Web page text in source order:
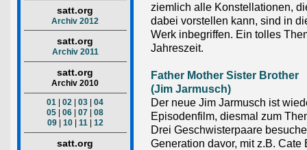
satt.org
Archiv 2012
satt.org
Archiv 2011
satt.org
Archiv 2010
01 |02 |03 |04
05 |06 |07 |08
09
10 11 12
satt.org
ziemlich alle Konstellationen,
dabei vorstellen kann, sind in
Werk inbegriffen. Ein tolles
Jahreszeit.
Father Mother Sister Brother
(Jim Jarmusch)
Der neue Jim Jarmusch ist
Episodenfilm, diesmal zum
Drei Geschwisterpaare
Generation davor, mit z.B. Cate